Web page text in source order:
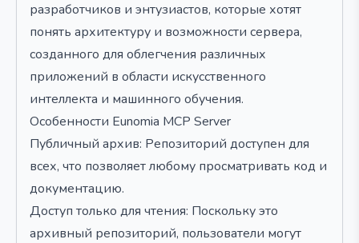
разработчиков и энтузиастов, которые хотят
понять архитектуру и возможности сервера,
созданного для облегчения различных
приложений в области искусственного
интеллекта и машинного обучения.
Особенности Eunomia MCP Server
Публичный архив: Репозиторий доступен для
всех, что позволяет любому просматривать код и
документацию.
Доступ только для чтения: Поскольку это
архивный репозиторий, пользователи могут